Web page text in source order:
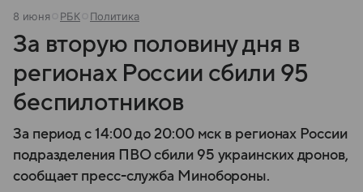
8 июня РБК Политика
За вторую половину дня в
регионах России сбили 95
беспилотников
За период с 14:00 до 20:00 мск в регионах России
подразделения ПВО сбили 95 украинских дронов,
сообщает пресс-служба Минобороны.